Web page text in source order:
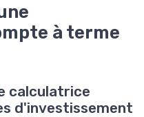
à terme
calculatrice
d'investissement